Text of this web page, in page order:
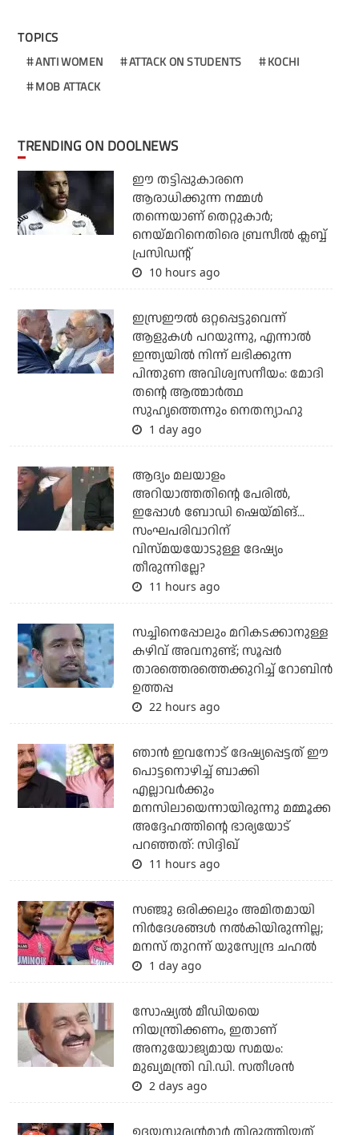
TOPICS
ANTI WOMEN ATTACK ON STUDENTS
KOCHI
MOB ATTACK
TRENDING ON DOOLNEWS
ഈ തട്ടിപ്പുകാരനെ
ആരാധിക്കുന്ന നമ്മള്‍
തന്നെയാണ് തെറ്റുകാര്‍;
നെയ്മറിനെതിരെ ബ്രസീല്‍ ക്ലബ്ബ്
പ്രസിഡന്റ്
10 hours ago
ഇസ്രഈല്‍ ഒറ്റപ്പെട്ടുവെന്ന്
ആളുകള്‍ പറയുന്നു, എന്നാല്‍
ഇന്ത്യയില്‍ നിന്ന് ലഭിക്കുന്ന
പിന്തുണ അവിശ്വസനീയം: മോദി
തന്റെ ആത്മാര്‍ത്ഥ
സുഹൃത്തെന്നും നെതന്യാഹു
1 day ago
ആദ്യം മലയാളം
അറിയാത്തതിന്റെ പേരില്‍,
ഇപ്പോള്‍ ബോഡി ഷെയ്മിങ്...
സംഘപരിവാറിന്
വിസ്മയയോടുള്ള ദേഷ്യം
തീരുന്നില്ലേ?
11 hours ago
സച്ചിനെപ്പോലും മറികടക്കാനുള്ള
കഴിവ് അവനുണ്ട്; സൂപ്പര്‍
താരത്തെരത്തെക്കുറിച്ച് റോബിന്‍
ഉത്തപ്പ
22 hours ago
ഞാന്‍ ഇവനോട് ദേഷ്യപ്പെട്ടത് ഈ
പൊട്ടനൊഴിച്ച് ബാക്കി
എല്ലാവര്‍ക്കും
മനസിലായെന്നായിരുന്നു മമ്മൂക്ക
അദ്ദേഹത്തിന്റെ ഭാര്യയോട്
പറഞ്ഞത്: സിദ്ദിഖ്
11 hours ago
സഞ്ജു ഒരിക്കലും അമിതമായി
നിര്‍ദേശങ്ങള്‍ നല്‍കിയിരുന്നില്ല;
മനസ് തുറന്ന് യുസ്വേന്ദ്ര ചഹല്‍
1 day ago
സോഷ്യല്‍ മീഡിയയെ
നിയന്ത്രിക്കണം, ഇതാണ്
അനുയോജ്യമായ സമയം:
മുഖ്യമന്ത്രി വി.ഡി. സതീശന്‍
2 days ago